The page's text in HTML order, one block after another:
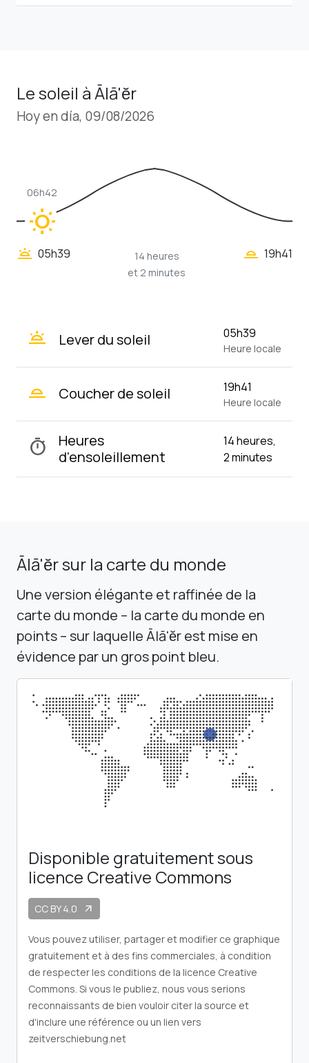
Le soleil à Ālā'ĕr
Hoy en día, 09/08/2026
wb_sunny
06h42
wb_twilight 05h39
14 heures
et 2 minutes
wb_twilight_2 19h41
wb_twilight Lever du soleil 05h39
Heure locale
wb_twilight_2 Coucher de soleil 19h41
Heure locale
timer
Heures
d'ensoleillement
14 heures,
2 minutes
Ālā'ĕr sur la carte du monde
Une version élégante et raffinée de la
carte du monde – la carte du monde en
points – sur laquelle Ālā'ĕr est mise en
évidence par un gros point bleu.
Disponible gratuitement sous
licence Creative Commons
CC BY 4.0 arrow_outward
Vous pouvez utiliser, partager et modifier ce graphique
gratuitement et à des fins commerciales, à condition
de respecter les conditions de la licence Creative
Commons. Si vous le publiez, nous vous serions
reconnaissants de bien vouloir citer la source et
d'inclure une référence ou un lien vers
zeitverschiebung.net